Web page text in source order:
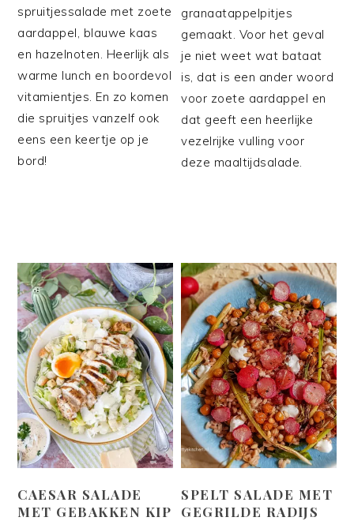
spruitjessalade met zoete
aardappel, blauwe kaas
en hazelnoten. Heerlijk als
warme lunch en boordevol
vitamientjes. En zo komen
die spruitjes vanzelf ook
eens een keertje op je
bord!
granaatappelpitjes
gemaakt. Voor het geval
je niet weet wat bataat
is, dat is een ander woord
voor zoete aardappel en
dat geeft een heerlijke
vezelrijke vulling voor
deze maaltijdsalade.
CAESAR SALADE
MET GEBAKKEN KIP
SPELT SALADE MET
GEGRILDE RADIJS